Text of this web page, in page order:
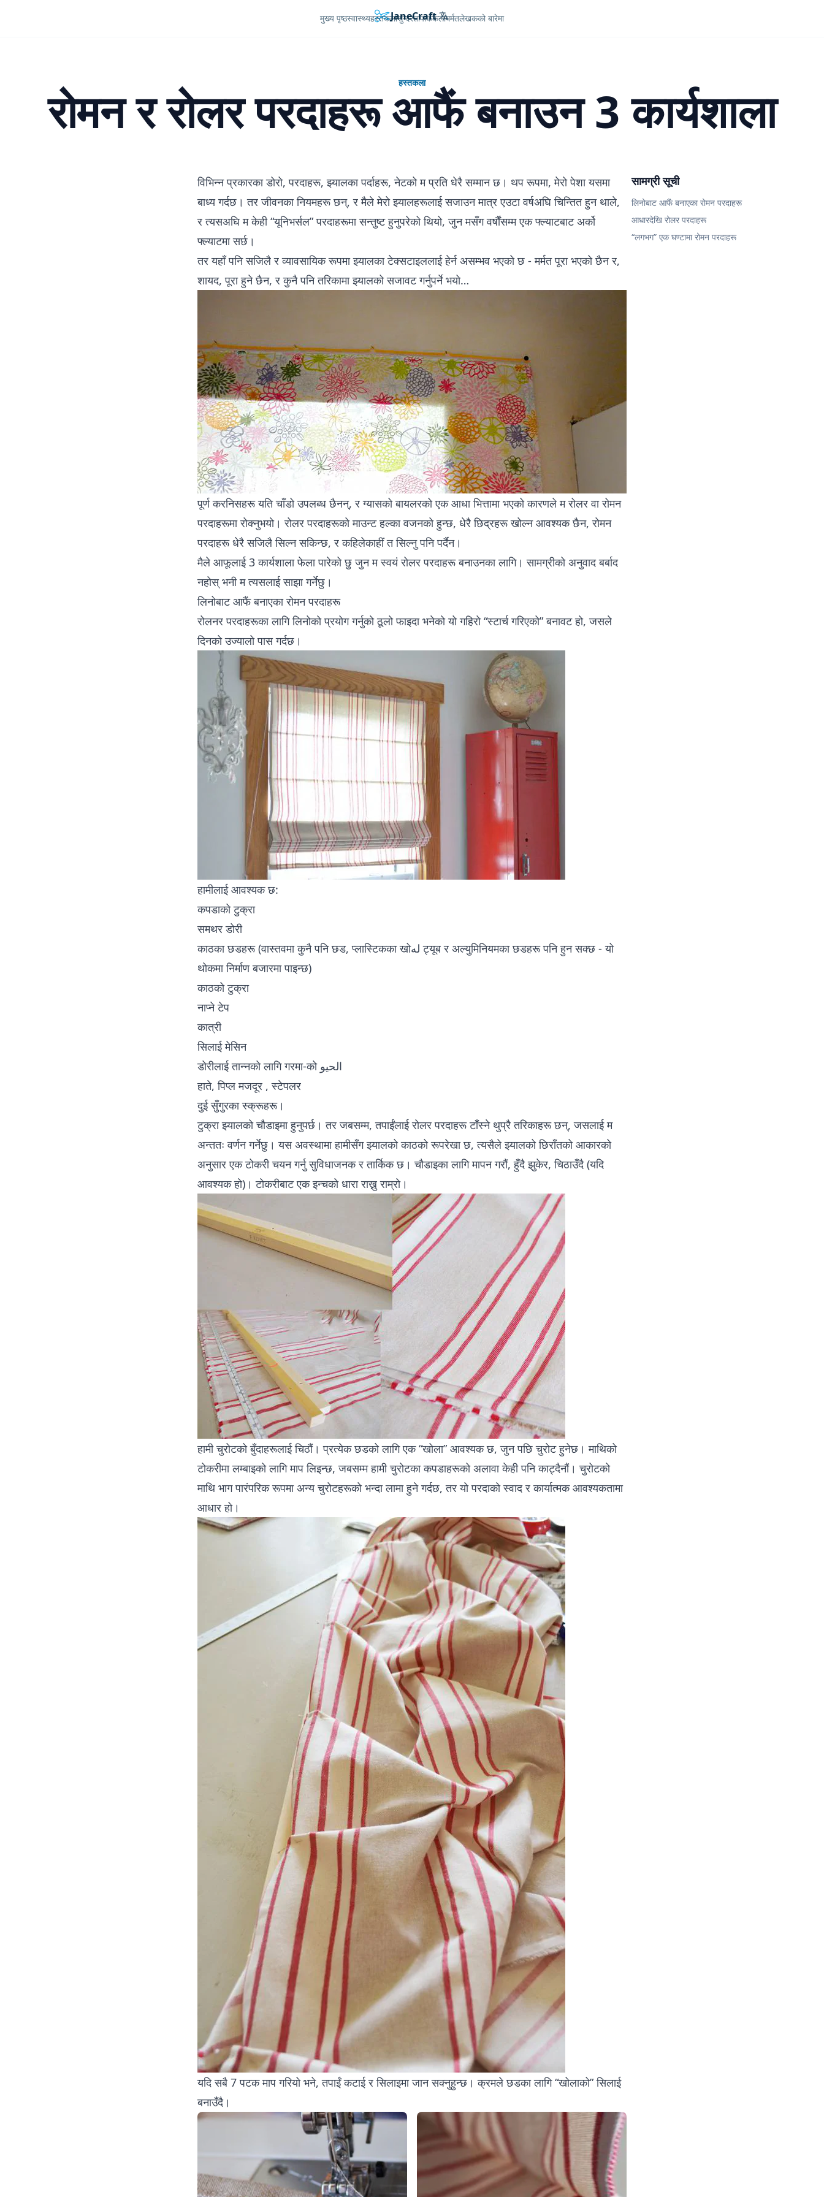
JaneCraft Languages
मुख्य पृष्ठस्वास्थ्यहस्तकलासुन्दरतापाककलामर्मतलेखकको बारेमा
हस्तकला
रोमन र रोलर परदाहरू आफैं बनाउन 3 कार्यशाला
विभिन्न प्रकारका डोरो, परदाहरू, झ्यालका पर्दाहरू, नेटको म प्रति धेरै सम्मान छ। थप रूपमा, मेरो पेशा यसमा
बाध्य गर्दछ। तर जीवनका नियमहरू छन्, र मैले मेरो झ्यालहरूलाई सजाउन मात्र एउटा वर्षअघि चिन्तित हुन थाले,
र त्यसअघि म केही “यूनिभर्सल” परदाहरूमा सन्तुष्ट हुनुपरेको थियो, जुन मसँग वर्षौंसम्म एक फ्ल्याटबाट अर्को
फ्ल्याटमा सर्छ।
तर यहाँ पनि सजिलै र व्यावसायिक रूपमा झ्यालका टेक्सटाइललाई हेर्न असम्भव भएको छ - मर्मत पूरा भएको छैन र,
शायद, पूरा हुने छैन, र कुनै पनि तरिकामा झ्यालको सजावट गर्नुपर्ने भयो…
पूर्ण करनिसहरू यति चाँडो उपलब्ध छैनन्, र ग्यासको बायलरको एक आधा भित्तामा भएको कारणले म रोलर वा रोमन
परदाहरूमा रोक्नुभयो। रोलर परदाहरूको माउन्ट हल्का वजनको हुन्छ, धेरै छिद्रहरू खोल्न आवश्यक छैन, रोमन
परदाहरू धेरै सजिलै सिल्न सकिन्छ, र कहिलेकाहीं त सिल्नु पनि पर्दैन।
मैले आफूलाई 3 कार्यशाला फेला पारेको छु जुन म स्वयं रोलर परदाहरू बनाउनका लागि। सामग्रीको अनुवाद बर्बाद
नहोस् भनी म त्यसलाई साझा गर्नेछु।
लिनोबाट आफैं बनाएका रोमन परदाहरू
रोलनर परदाहरूका लागि लिनोको प्रयोग गर्नुको ठूलो फाइदा भनेको यो गहिरो “स्टार्च गरिएको” बनावट हो, जसले
दिनको उज्यालो पास गर्दछ।
हामीलाई आवश्यक छ:
कपडाको टुक्रा
समथर डोरी
काठका छडहरू (वास्तवमा कुनै पनि छड, प्लास्टिकका खोله ट्यूब र अल्युमिनियमका छडहरू पनि हुन सक्छ - यो
थोकमा निर्माण बजारमा पाइन्छ)
काठको टुक्रा
नाप्ने टेप
कात्री
सिलाई मेसिन
डोरीलाई तान्नको लागि गरमा-को الحيو
हाते, पिप्ल मजदूर , स्टेपलर
दुई सुँगुरका स्क्रूहरू।
टुक्रा झ्यालको चौडाइमा हुनुपर्छ। तर जबसम्म, तपाईंलाई रोलर परदाहरू टाँस्ने थुप्रै तरिकाहरू छन्, जसलाई म
अन्ततः वर्णन गर्नेछु। यस अवस्थामा हामीसँग झ्यालको काठको रूपरेखा छ, त्यसैले झ्यालको छिराँतको आकारको
अनुसार एक टोकरी चयन गर्नु सुविधाजनक र तार्किक छ। चौडाइका लागि मापन गरौं, हुँदै झुकेर, चिठाउँदै (यदि
आवश्यक हो)। टोकरीबाट एक इन्चको धारा राख्नु राम्रो।
हामी चुरोटको बुँदाहरूलाई चिठौं। प्रत्येक छडको लागि एक “खोला” आवश्यक छ, जुन पछि चुरोट हुनेछ। माथिको
टोकरीमा लम्बाइको लागि माप लिइन्छ, जबसम्म हामी चुरोटका कपडाहरूको अलावा केही पनि काट्दैनौं। चुरोटको
माथि भाग पारंपरिक रूपमा अन्य चुरोटहरूको भन्दा लामा हुने गर्दछ, तर यो परदाको स्वाद र कार्यात्मक आवश्यकतामा
आधार हो।
यदि सबै 7 पटक माप गरियो भने, तपाईं कटाई र सिलाइमा जान सक्नुहुन्छ। क्रमले छडका लागि “खोलाको” सिलाई
बनाउँदै।
सामग्री सूची
लिनोबाट आफैं बनाएका रोमन परदाहरू
आधारदेखि रोलर परदाहरू
“लगभग” एक घण्टामा रोमन परदाहरू